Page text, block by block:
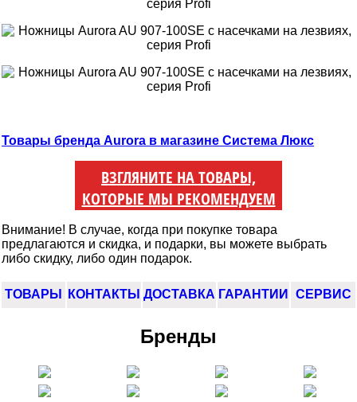
Товары бренда Aurora в магазине Система Люкс
ВЗГЛЯНИТЕ НА ТОВАРЫ,
КОТОРЫЕ МЫ РЕКОМЕНДУЕМ
Внимание! В случае, когда при покупке товара
предлагаются и скидка, и подарки, вы можете выбрать
либо скидку, либо один подарок.
ТОВАРЫ КОНТАКТЫ ДОСТАВКА ГАРАНТИИ СЕРВИС
Бренды